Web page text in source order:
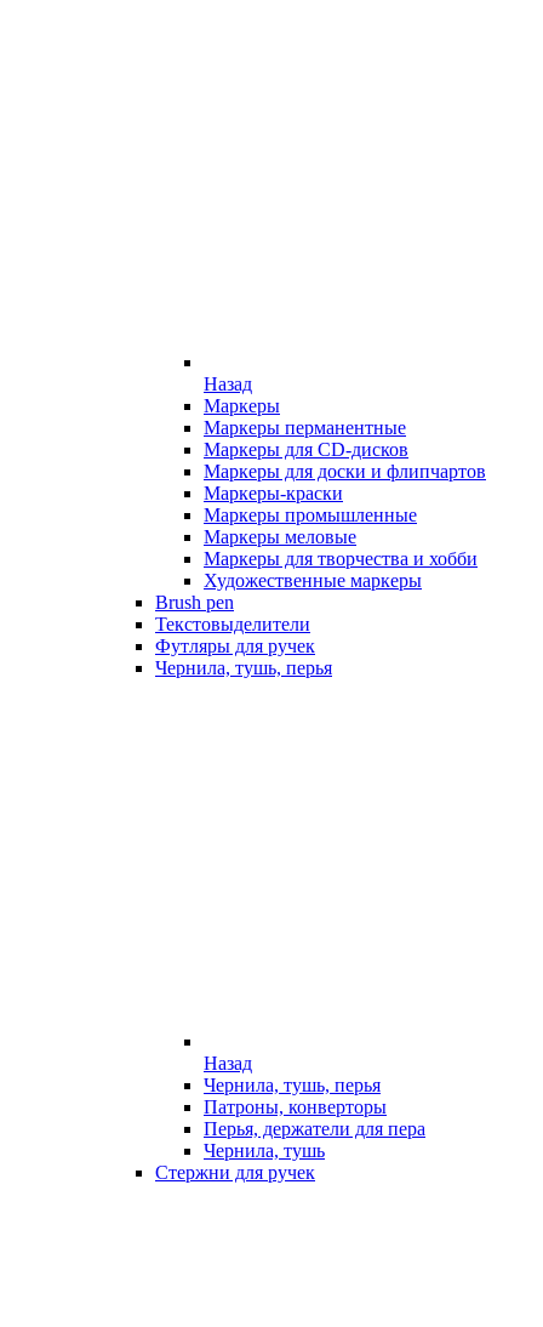
Назад
Маркеры
Маркеры перманентные
Маркеры для CD-дисков
Маркеры для доски и флипчартов
Маркеры-краски
Маркеры промышленные
Маркеры меловые
Маркеры для творчества и хобби
Художественные маркеры
Brush pen
Текстовыделители
Футляры для ручек
Чернила, тушь, перья
Назад
Чернила, тушь, перья
Патроны, конверторы
Перья, держатели для пера
Чернила, тушь
Стержни для ручек